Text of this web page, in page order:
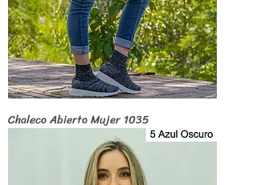
Chaleco Abierto Mujer 1035